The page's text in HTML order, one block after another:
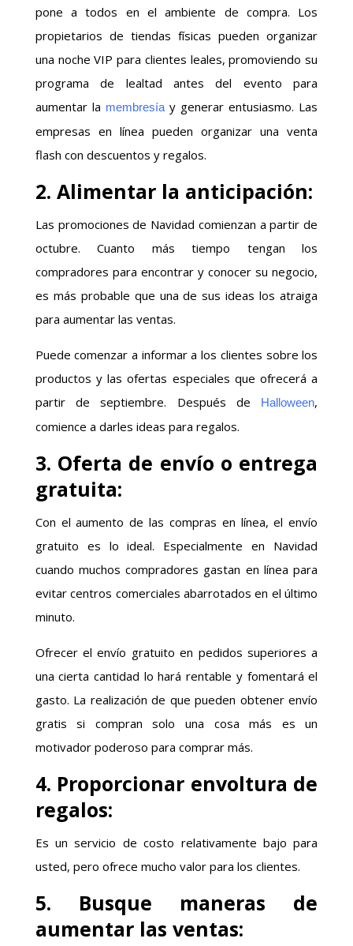
pone a todos en el ambiente de compra. Los
propietarios de tiendas físicas pueden organizar
una noche VIP para clientes leales, promoviendo su
programa de lealtad antes del evento para
aumentar la membresíay generar entusiasmo. Las
empresas en línea pueden organizar una venta
flash con descuentos y regalos.
2. Alimentar la anticipación:
Las promociones de Navidad comienzan a partir de
octubre. Cuanto más tiempo tengan los
compradores para encontrar y conocer su negocio,
es más probable que una de sus ideas los atraiga
para aumentar las ventas.
Puede comenzar a informar a los clientes sobre los
productos y las ofertas especiales que ofrecerá a
partir de septiembre. Después de
Halloween,
comience a darles ideas para regalos.
3. Oferta de envío o entrega
gratuita:
Con el aumento de las compras en línea, el envío
gratuito es lo ideal. Especialmente en Navidad
cuando muchos compradores gastan en línea para
evitar centros comerciales abarrotados en el último
minuto.
Ofrecer el envío gratuito en pedidos superiores a
una cierta cantidad lo hará rentable y fomentará el
gasto. La realización de que pueden obtener envío
gratis si compran solo una cosa más es un
motivador poderoso para comprar más.
4. Proporcionar envoltura de
regalos:
Es un servicio de costo relativamente bajo para
usted, pero ofrece mucho valor para los clientes.
5. Busque maneras de
aumentar las ventas: